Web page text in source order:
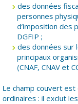
des données
personnes
d’imposition des
DGFIP ;
des données sur
principaux
(CNAF, CNAV et
Le champ couvert est
ordinaires : il exclut